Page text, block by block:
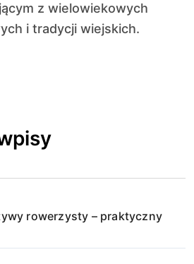
z wielowiekowych
i tradycji wiejskich.
rowerzysty – praktyczny